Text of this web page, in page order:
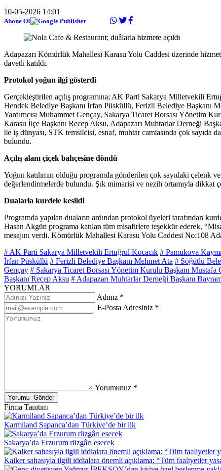
10-05-2026 14:01
Abone Ol
Adapazarı Kömürlük Mahallesi Karasu Yolu Caddesi üzerinde
davetli katıldı.
Protokol yoğun ilgi gösterdi
Gerçekleştirilen açılış programına; AK Parti Sakarya Milletvekili
Hendek Belediye Başkanı İrfan Püsküllü, Ferizli Belediye Başkanı
Yardımcısı Muhammet Gençay, Sakarya Ticaret Borsası Yönetim
Karasu İlçe Başkanı Recep Aksu, Adapazarı Muhtarlar Derneği
ile iş dünyası, STK temsilcisi, esnaf, muhtar camiasında çok sayıda
bulundu.
Açılış alanı çiçek bahçesine döndü
Yoğun katılımın olduğu programda gönderilen çok sayıdaki çelenk
değerlendirmelerde bulundu. Şık mimarisi ve nezih ortamıyla dikkat
Dualarla kurdele kesildi
Programda yapılan duaların ardından protokol üyeleri tarafından
Hasan Akgün programa katılan tüm misafirlere teşekkür ederek,
mesajını verdi. Kömürlük Mahallesi Karasu Yolu Caddesi No:108
# AK Parti Sakarya Milletvekili Ertuğrul Kocacık # Pamukova
İrfan Püsküllü # Ferizli Belediye Başkanı Mehmet Ata # Söğütlü
Gençay # Sakarya Ticaret Borsası Yönetim Kurulu Başkanı Mustafa
Başkanı Recep Aksu # Adapazarı Muhtarlar Derneği Başkanı
YORUMLAR
Adınız *
E-Posta Adresiniz *
Yorumunuz *
Firma Tanıtım
Karmiland Sapanca’dan Türkiye’de bir ilk
Sakarya’da Erzurum rüzgârı esecek
Kalker sahasıyla ilgili iddialara önemli açıklama: “Tüm faaliyetler